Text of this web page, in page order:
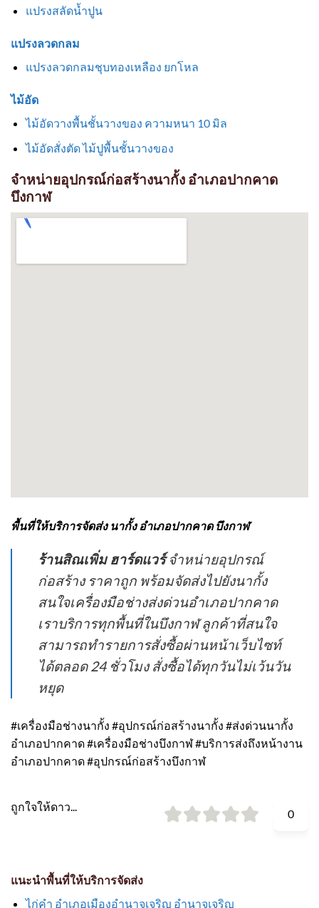
แปรงสลัดน้ำปูน
แปรงลวดกลม
แปรงลวดกลมชุบทองเหลือง ยกโหล
ไม้อัด
ไม้อัดวางพื้นชั้นวางของ ความหนา 10 มิล
ไม้อัดสั่งตัด ไม้ปูพื้นชั้นวางของ
จำหน่ายอุปกรณ์ก่อสร้างนากั้ง อำเภอปากคาด
บึงกาฬ
พื้นที่ให้บริการจัดส่ง นากั้ง อำเภอปากคาด บึงกาฬ
ร้านสิณเพิ่ม ฮาร์ดแวร์จำหน่ายอุปกรณ์
ก่อสร้าง ราคาถูก พร้อมจัดส่งไปยังนากั้ง
สนใจเครื่องมือช่างส่งด่วนอำเภอปากคาด
เราบริการทุกพื้นที่ในบึงกาฬ ลูกค้าที่สนใจ
สามารถทำรายการสั่งซื้อผ่านหน้าเว็บไซท์
ได้ตลอด 24 ชั่วโมง สั่งซื้อได้ทุกวันไม่เว้นวัน
หยุด
#เครื่องมือช่างนากั้ง #อุปกรณ์ก่อสร้างนากั้ง #ส่งด่วนนากั้ง
อำเภอปากคาด #เครื่องมือช่างบึงกาฬ #บริการส่งถึงหน้างาน
อำเภอปากคาด #อุปกรณ์ก่อสร้างบึงกาฬ
ถูกใจให้ดาว...
0
แนะนำพื้นที่ให้บริการจัดส่ง
ไก่คำ อำเภอเมืองอำนาจเจริญ อำนาจเจริญ